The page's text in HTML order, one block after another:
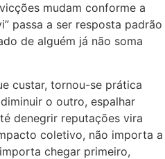
mudam conforme a
passa a ser resposta padrão
de alguém já não soma
custar, tornou-se prática
o outro, espalhar
denegrir reputações vira
coletivo, não importa a
chegar primeiro,